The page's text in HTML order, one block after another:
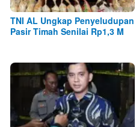
TNI AL Ungkap Penyeludupan
Pasir Timah Senilai Rp1,3 M